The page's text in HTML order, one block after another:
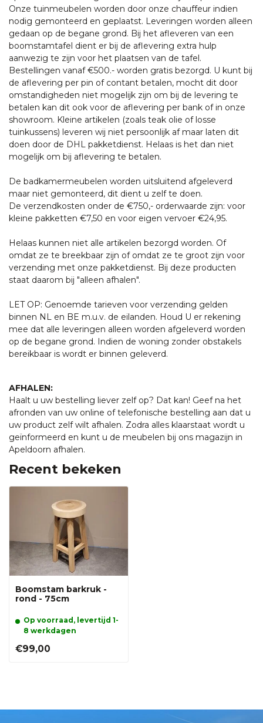
Onze tuinmeubelen worden door onze chauffeur indien
nodig gemonteerd en geplaatst. Leveringen worden alleen
gedaan op de begane grond. Bij het afleveren van een
boomstamtafel dient er bij de aflevering extra hulp
aanwezig te zijn voor het plaatsen van de tafel.
Bestellingen vanaf €500.- worden gratis bezorgd. U kunt bij
de aflevering per pin of contant betalen, mocht dit door
omstandigheden niet mogelijk zijn om bij de levering te
betalen kan dit ook voor de aflevering per bank of in onze
showroom. Kleine artikelen (zoals teak olie of losse
tuinkussens) leveren wij niet persoonlijk af maar laten dit
doen door de DHL pakketdienst. Helaas is het dan niet
mogelijk om bij aflevering te betalen.
De badkamermeubelen worden uitsluitend afgeleverd
maar niet gemonteerd, dit dient u zelf te doen.
De verzendkosten onder de €750,- orderwaarde zijn: voor
kleine pakketten €7,50 en voor eigen vervoer €24,95.
Helaas kunnen niet alle artikelen bezorgd worden. Of
omdat ze te breekbaar zijn of omdat ze te groot zijn voor
verzending met onze pakketdienst. Bij deze producten
staat daarom bij "alleen afhalen".
LET OP: Genoemde tarieven voor verzending gelden
binnen NL en BE m.u.v. de eilanden. Houd U er rekening
mee dat alle leveringen alleen worden afgeleverd worden
op de begane grond. Indien de woning zonder obstakels
bereikbaar is wordt er binnen geleverd.
AFHALEN:
Haalt u uw bestelling liever zelf op? Dat kan! Geef na het
afronden van uw online of telefonische bestelling aan dat u
uw product zelf wilt afhalen. Zodra alles klaarstaat wordt u
geïnformeerd en kunt u de meubelen bij ons magazijn in
Apeldoorn afhalen.
Recent bekeken
Boomstam barkruk -
rond - 75cm
Op voorraad, levertijd 1-
8 werkdagen
€99,00